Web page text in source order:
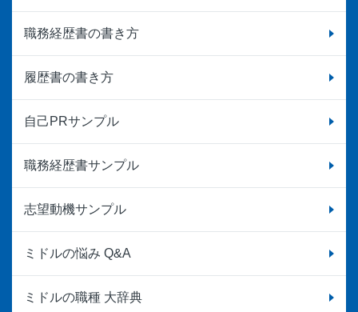
職務経歴書の書き方
履歴書の書き方
自己PRサンプル
職務経歴書サンプル
志望動機サンプル
ミドルの悩み Q&A
ミドルの職種 大辞典